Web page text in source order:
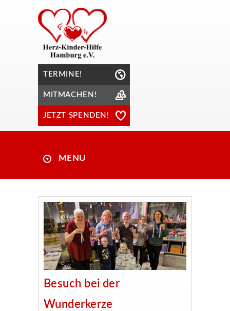
TERMINE!
MITMACHEN!
JETZT SPENDEN!
MENU
Besuch bei der
Wunderkerze